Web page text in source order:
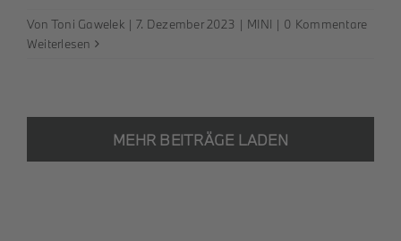
Von Toni Gawelek | 7. Dezember 2023 | MINI | 0 Kommentare
Weiterlesen
MEHR BEITRÄGE LADEN